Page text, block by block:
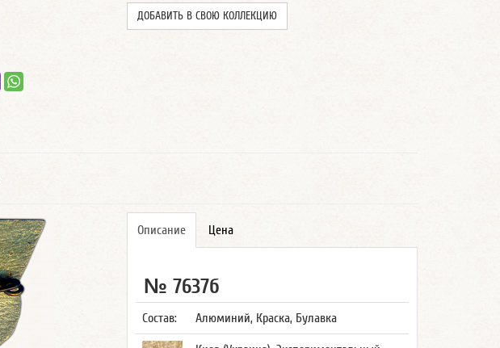
ДОБАВИТЬ В СВОЮ КОЛЛЕКЦИЮ
Описание Цена
№ 7637б
Состав: Алюминий, Краска, Булавка